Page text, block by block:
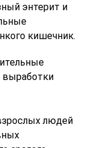
энтерит и
кишечник.
выработки
людей